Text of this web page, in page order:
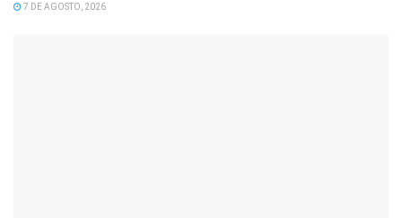
7 DE AGOSTO, 2026